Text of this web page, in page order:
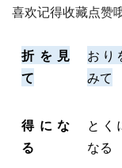
喜欢记得收藏点赞
折を見
て
おり
みて
得にな
る
とく
なる